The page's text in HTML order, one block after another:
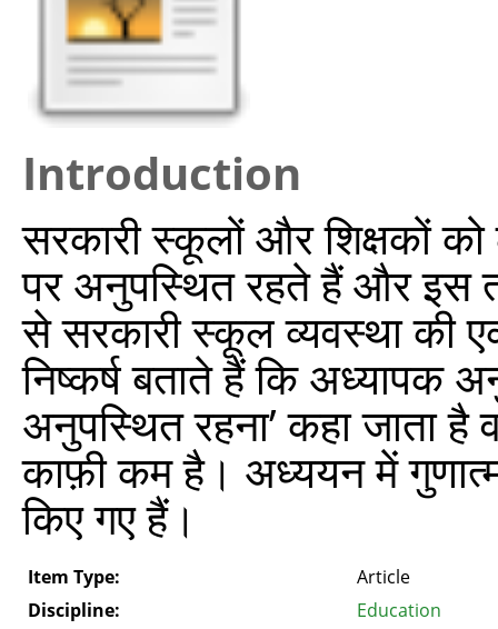
Introduction
सरकारी स्कूलों और शिक्षकों
पर अनुपस्थित रहते हैं और इस
से सरकारी स्कूल व्यवस्था की
निष्कर्ष बताते हैं कि अध्यापक
अनुपस्थित रहना’ कहा जाता
काफ़ी कम है। अध्ययन में
किए गए हैं।
Item Type:
Article
Discipline:
Education